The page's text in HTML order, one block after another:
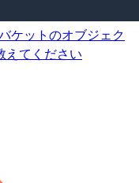
ケットのオブジェク
えてください